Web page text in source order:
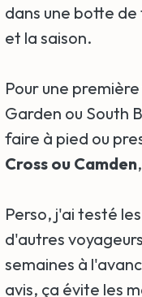
dans une botte
et la saison.
Pour une
Garden ou South
faire à pied ou
Cross ou Camden
Perso, j'ai testé les
d'autres
semaines à
avis, ça évite les